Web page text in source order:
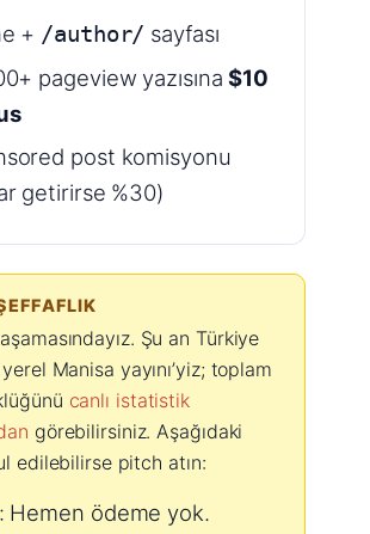
+ /author/ sayfası
pageview yazısına$10
post komisyonu
getirirse %30)
Şu an Türkiye
Manisa yayını’yiz; toplam
canlı istatistik
görebilirsiniz. Aşağıdaki
edilebilirse pitch atın:
: Hemen ödeme yok.